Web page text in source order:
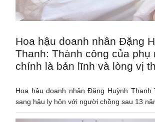
Hoa hậu doanh nhân Đặng
Thanh: Thành công của phụ
chính là bản lĩnh và lòng vị
Hoa hậu doanh nhân Đặng Huỳnh Thanh
sang hậu ly hôn với người chồng sau 13